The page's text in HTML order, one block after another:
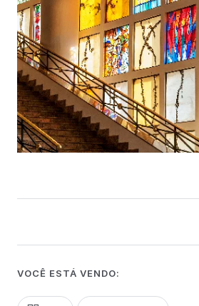
VOCÊ ESTÁ VENDO: